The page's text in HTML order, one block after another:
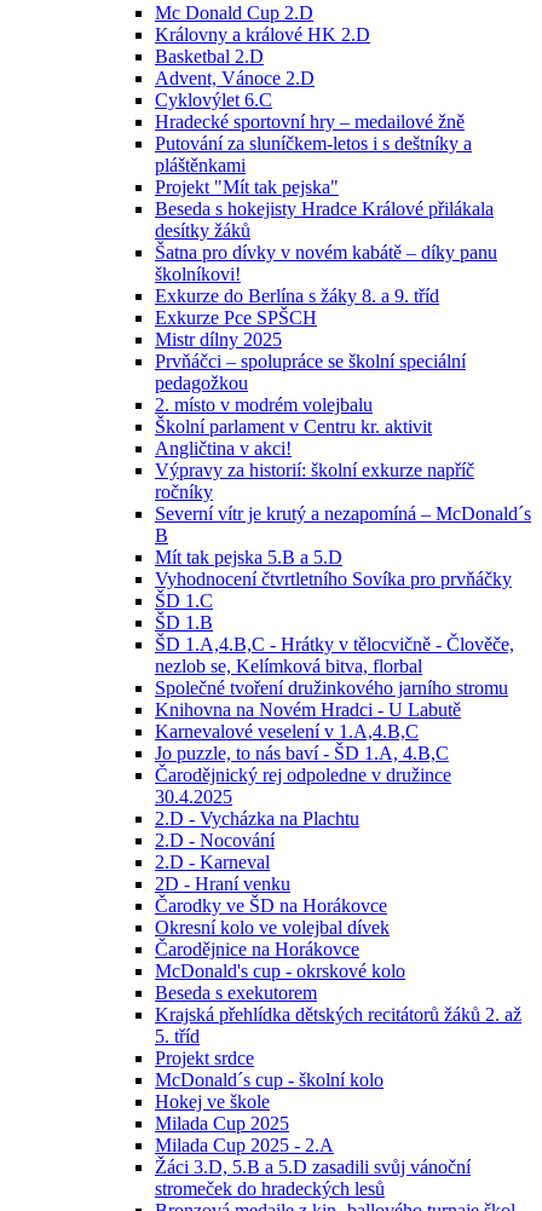
Mc Donald Cup 2.D
Královny a králové HK 2.D
Basketbal 2.D
Advent, Vánoce 2.D
Cyklovýlet 6.C
Hradecké sportovní hry – medailové žně
Putování za sluníčkem-letos i s deštníky a
pláštěnkami
Projekt "Mít tak pejska"
Beseda s hokejisty Hradce Králové přilákala
desítky žáků
Šatna pro dívky v novém kabátě – díky panu
školníkovi!
Exkurze do Berlína s žáky 8. a 9. tříd
Exkurze Pce SPŠCH
Mistr dílny 2025
Prvňáčci – spolupráce se školní speciální
pedagožkou
2. místo v modrém volejbalu
Školní parlament v Centru kr. aktivit
Angličtina v akci!
Výpravy za historií: školní exkurze napříč
ročníky
Severní vítr je krutý a nezapomíná – McDonald´s
B
Mít tak pejska 5.B a 5.D
Vyhodnocení čtvrtletního Sovíka pro prvňáčky
ŠD 1.C
ŠD 1.B
ŠD 1.A,4.B,C - Hrátky v tělocvičně - Člověče,
nezlob se, Kelímková bitva, florbal
Společné tvoření družinkového jarního stromu
Knihovna na Novém Hradci - U Labutě
Karnevalové veselení v 1.A,4.B,C
Jo puzzle, to nás baví - ŠD 1.A, 4.B,C
Čarodějnický rej odpoledne v družince
30.4.2025
2.D - Vycházka na Plachtu
2.D - Nocování
2.D - Karneval
2D - Hraní venku
Čarodky ve ŠD na Horákovce
Okresní kolo ve volejbal dívek
Čarodějnice na Horákovce
McDonald's cup - okrskové kolo
Beseda s exekutorem
Krajská přehlídka dětských recitátorů žáků 2. až
5. tříd
Projekt srdce
McDonald´s cup - školní kolo
Hokej ve škole
Milada Cup 2025
Milada Cup 2025 - 2.A
Žáci 3.D, 5.B a 5.D zasadili svůj vánoční
stromeček do hradeckých lesů